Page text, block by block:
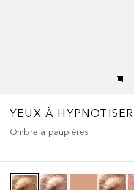
YEUX À HYPNOTISER
Ombre à paupières